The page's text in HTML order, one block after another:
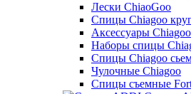
Лески ChiaoGoo
Cпицы Сhiagoo
Аксессуары Chiagoo
Наборы спицы
Спицы Chiagoo
Чулочные Chiagoo
Спицы съемные